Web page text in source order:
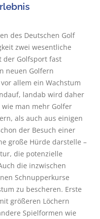
des Deutschen Golf
zwei wesentliche
der Golfsport fast
neuen Golfern
allem ein Wachstum
landab wird daher
man mehr Golfer
als auch aus einigen
der Besuch einer
große Hürde darstelle –
die potenzielle
die inzwischen
Schnupperkurse
zu bescheren. Erste
größeren Löchern
Spielformen wie